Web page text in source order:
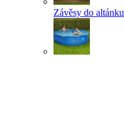
Závěsy do altánku